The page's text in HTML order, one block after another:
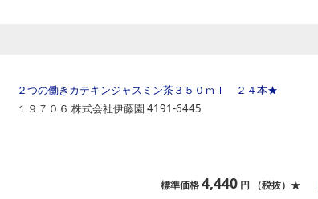
２つの働きカテキンジャスミン茶３５０ｍｌ ２４本★
１９７０６ 株式会社伊藤園 4191-6445
標準価格 4,440 円 （税抜）★